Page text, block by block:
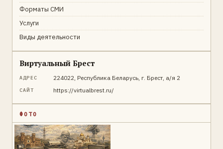
Форматы СМИ
Услуги
Виды деятельности
Виртуальный Брест
АДРЕС 224022, Республика Беларусь, г. Брест, а/я 2
САЙТ https://virtualbrest.ru/
ФОТО